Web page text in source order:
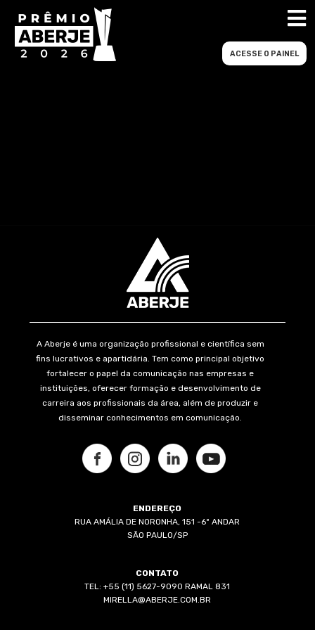
ACESSE O PAINEL
A Aberje é uma organização profissional e científica sem
fins lucrativos e apartidária. Tem como principal objetivo
fortalecer o papel da comunicação nas empresas e
instituições, oferecer formação e desenvolvimento de
carreira aos profissionais da área, além de produzir e
disseminar conhecimentos em comunicação.
ENDEREÇO
RUA AMÁLIA DE NORONHA, 151 -6º ANDAR
SÃO PAULO/SP
CONTATO
TEL: +55 (11) 5627-9090 RAMAL 831
MIRELLA@ABERJE.COM.BR